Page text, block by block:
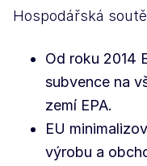
Hospodářská
Od roku 2014
subvence na
zemí EPA.
EU
výrobu a